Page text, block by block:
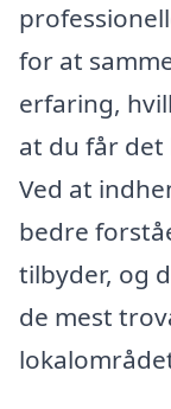
for at
erfaring,
at du får
Ved at
bedre
tilbyder, og
de mest